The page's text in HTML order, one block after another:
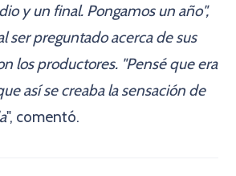
y un final. Pongamos un año",
ser preguntado acerca de sus
los productores. "Pensé que era
así se creaba la sensación de
", comentó.